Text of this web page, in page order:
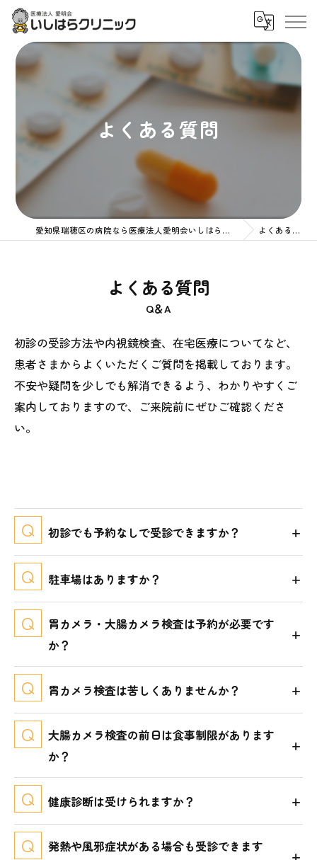
よくある質問
愛知県瑞穂区の病院なら医療法人愛明会いしはらクリニック よくある質問
Q＆A
よくある質問
初診の受診方法や内視鏡検査、在宅医療についてなど、
患者さまからよくいただくご質問を掲載しております。
不安や疑問を少しでも解消できるよう、わかりやすくご
案内しておりますので、ご来院前にぜひご確認くださ
い。
初診でも予約なしで受診できますか？
駐車場はありますか？
胃カメラ・大腸カメラ検査は予約が必要です
か？
胃カメラ検査は苦しくありませんか？
大腸カメラ検査の前日は食事制限があります
か？
健康診断は受けられますか？
発熱や風邪症状がある場合も受診できます